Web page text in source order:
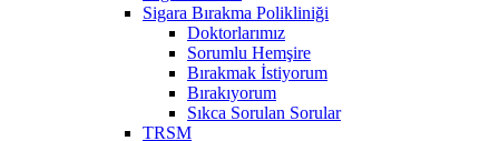
Sigara Bırakma Polikliniği
Doktorlarımız
Sorumlu Hemşire
Bırakmak İstiyorum
Bırakıyorum
Sıkca Sorulan Sorular
TRSM